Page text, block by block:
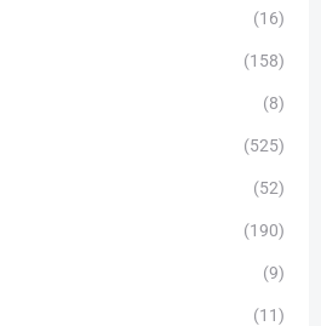
(16)
(158)
(8)
(525)
(52)
(190)
(9)
(11)